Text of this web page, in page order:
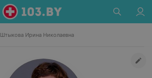
Штыкова Ирина Николаевна